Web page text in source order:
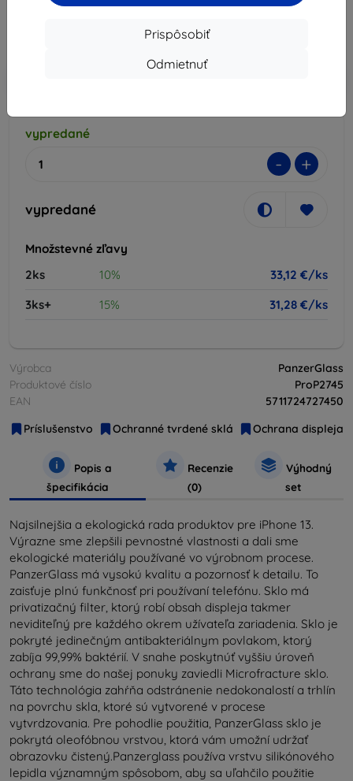
Prispôsobiť
Odmietnuť
33,12 €
vypredané
- +
vypredané
Množstevné zľavy
2ks
10%
33,12 €/ks
3ks+
15% 31,28 €/ks
Výrobca
PanzerGlass
Produktové číslo
ProP2745
EAN
5711724727450
Príslušenstvo
Ochranné tvrdené sklá Ochrana displeja
Popis a
špecifikácia
Recenzie
(0)
Výhodný
set
Najsilnejšia a ekologická rada produktov pre iPhone 13.
Výrazne sme zlepšili pevnostné vlastnosti a dali sme
ekologické materiály používané vo výrobnom procese.
PanzerGlass má vysokú kvalitu a pozornosť k detailu. To
zaisťuje plnú funkčnosť pri používaní telefónu. Sklo má
privatizačný filter, ktorý robí obsah displeja takmer
neviditeľný pre každého okrem užívateľa zariadenia. Sklo je
pokryté jedinečným antibakteriálnym povlakom, ktorý
zabíja 99,99% baktérií. V snahe poskytnúť vyššiu úroveň
ochrany sme do našej ponuky zaviedli Microfracture sklo.
Táto technológia zahŕňa odstránenie nedokonalostí a trhlín
na povrchu skla, ktoré sú vytvorené v procese
vytvrdzovania. Pre pohodlie použitia, PanzerGlass sklo je
pokrytá oleofóbnou vrstvou, ktorá vám umožní udržať
obrazovku čistený.Panzerglass používa vrstvu silikónového
lepidla významným spôsobom, aby sa uľahčilo použitie